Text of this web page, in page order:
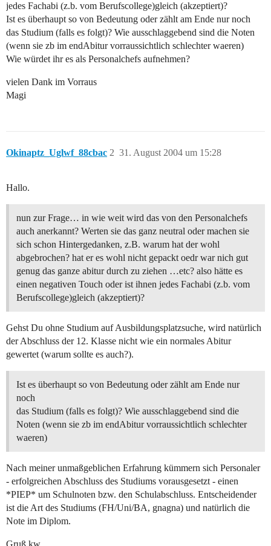
jedes Fachabi (z.b. vom Berufscollege)gleich (akzeptiert)?
Ist es überhaupt so von Bedeutung oder zählt am Ende nur noch
das Studium (falls es folgt)? Wie ausschlaggebend sind die Noten
(wenn sie zb im endAbitur vorraussichtlich schlechter waeren)
Wie würdet ihr es als Personalchefs aufnehmen?
vielen Dank im Vorraus
Magi
Okinaptz_Uglwf_88cbac 31. August 2004 um 15:28
2
Hallo.
nun zur Frage… in wie weit wird das von den Personalchefs
auch anerkannt? Werten sie das ganz neutral oder machen sie
sich schon Hintergedanken, z.B. warum hat der wohl
abgebrochen? hat er es wohl nicht gepackt oedr war nich gut
genug das ganze abitur durch zu ziehen …etc? also hätte es
einen negativen Touch oder ist ihnen jedes Fachabi (z.b. vom
Berufscollege)gleich (akzeptiert)?
Gehst Du ohne Studium auf Ausbildungsplatzsuche, wird natürlich
der Abschluss der 12. Klasse nicht wie ein normales Abitur
gewertet (warum sollte es auch?).
Ist es überhaupt so von Bedeutung oder zählt am Ende nur
noch
das Studium (falls es folgt)? Wie ausschlaggebend sind die
Noten (wenn sie zb im endAbitur vorraussichtlich schlechter
waeren)
Nach meiner unmaßgeblichen Erfahrung kümmern sich Personaler
- erfolgreichen Abschluss des Studiums vorausgesetzt - einen
*PIEP* um Schulnoten bzw. den Schulabschluss. Entscheidender
ist die Art des Studiums (FH/Uni/BA, gnagna) und natürlich die
Note im Diplom.
Gruß kw